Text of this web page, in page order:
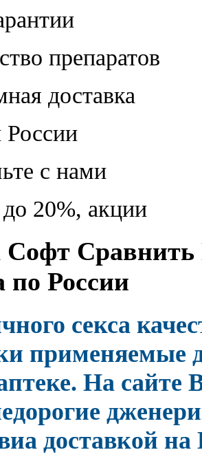
препаратов
доставка
России
с нами
20%, акции
Софт
по России
секса
применяемые
На сайте
доставкой на